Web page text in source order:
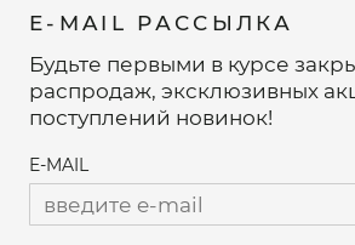
E-MAIL РАССЫЛКА
Будьте первыми в курсе
распродаж, эксклюзивных
поступлений новинок!
E-MAIL